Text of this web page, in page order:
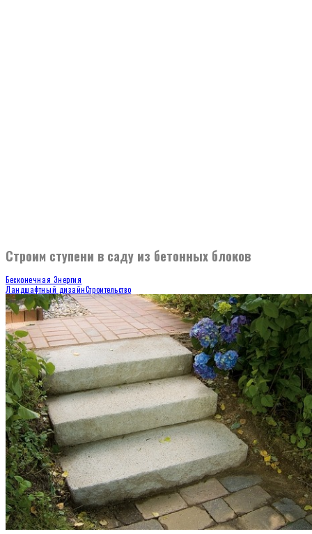
Строим ступени в саду из бетонных блоков
Бесконечная Энергия
Ландшафтный дизайнСтроительство